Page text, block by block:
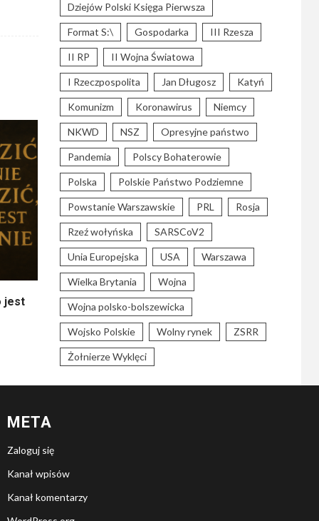
jest
Dziejów Polski Księga Pierwsza
Format S:\ Gospodarka III Rzesza
II RP II Wojna Światowa
I Rzeczpospolita Jan Długosz Katyń
Komunizm Koronawirus Niemcy
NKWD NSZ Opresyjne państwo
Pandemia Polscy Bohaterowie
Polska Polskie Państwo Podziemne
Powstanie Warszawskie PRL Rosja
Rzeź wołyńska SARSCoV2
Unia Europejska USA Warszawa
Wielka Brytania Wojna
Wojna polsko-bolszewicka
Wojsko Polskie Wolny rynek ZSRR
Żołnierze Wyklęci
META
Zaloguj się
Kanał wpisów
Kanał komentarzy